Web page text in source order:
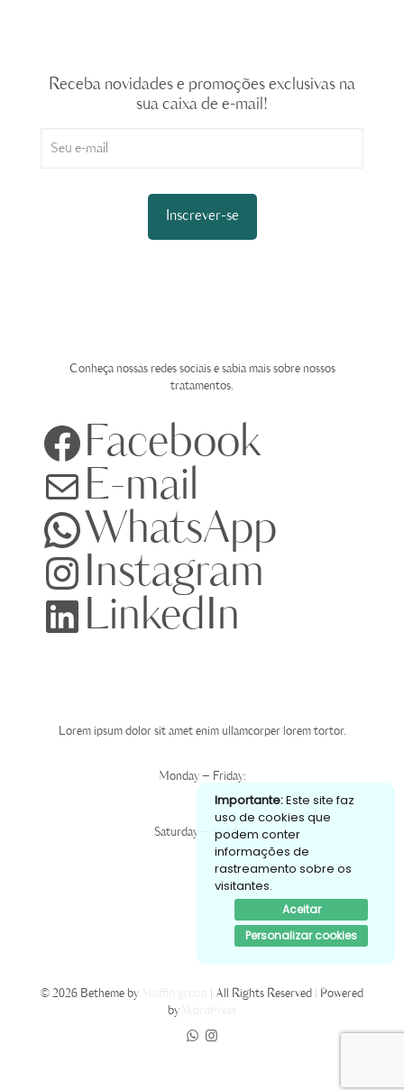
Receba novidades e promoções exclusivas na
sua caixa de e-mail!
Conheça nossas redes sociais e sabia mais sobre nossos
tratamentos.
Facebook
E-mail
WhatsApp
Instagram
LinkedIn
Lorem ipsum dolor sit amet enim ullamcorper lorem tortor.
Monday – Friday:
– 1000
Saturday – Sunday:
– 800
© 2026 Betheme by
| All Rights Reserved | Powered
by
Importante:Este site faz
uso de cookies que
podem conter
informações de
rastreamento sobre os
visitantes.
Aceitar
Personalizar cookies